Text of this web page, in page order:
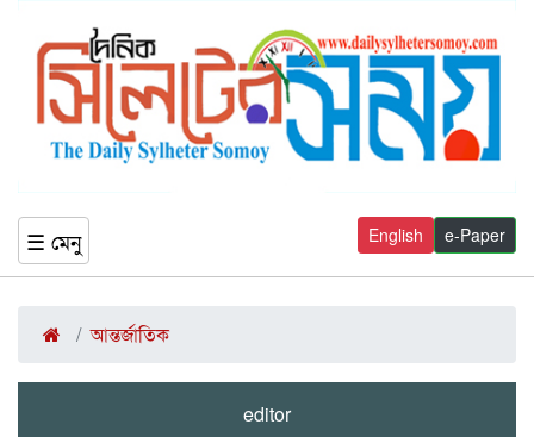
☰ মেনু e-Paper
English
আন্তর্জাতিক
editor